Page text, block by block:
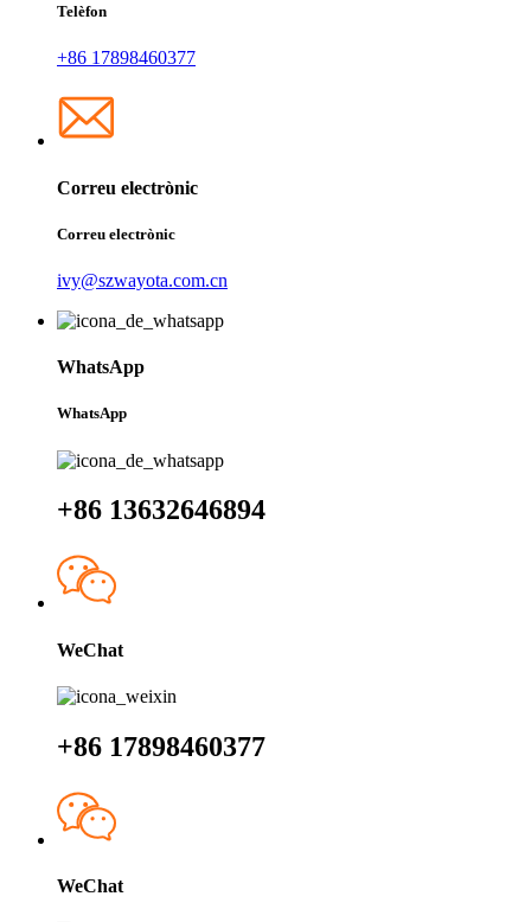
Telèfon
+86 17898460377
Correu electrònic
Correu electrònic
ivy@szwayota.com.cn
WhatsApp
WhatsApp
+86 13632646894
WeChat
+86 17898460377
WeChat